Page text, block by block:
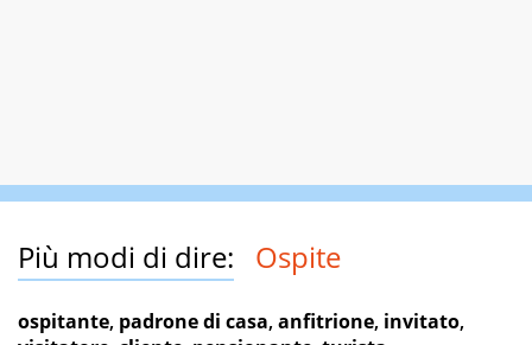
Più modi di dire: Ospite
ospitante, padrone di casa,anfitrione, invitato,